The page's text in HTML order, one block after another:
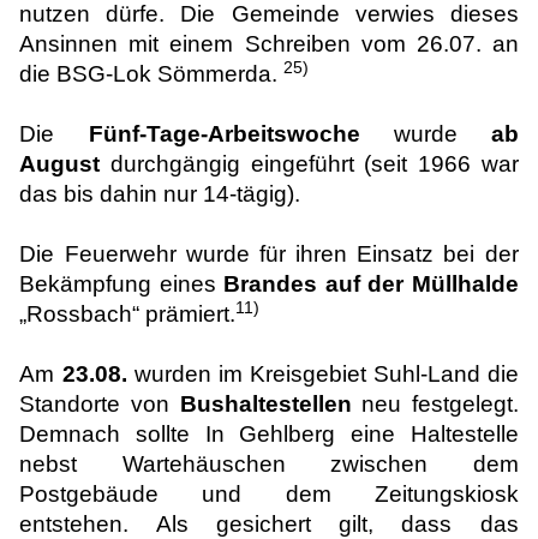
nutzen dürfe. Die Gemeinde verwies dieses
Ansinnen mit einem Schreiben vom 26.07. an
die BSG-Lok Sömmerda.25)
Die Fünf-Tage-Arbeitswoche wurde ab
August durchgängig eingeführt (seit 1966 war
das bis dahin nur 14-tägig).
Die Feuerwehr wurde für ihren Einsatz bei der
Bekämpfung eines Brandes auf der Müllhalde
„Rossbach“ prämiert.11)
Am 23.08. wurden im Kreisgebiet Suhl-Land die
Standorte von Bushaltestellen neu festgelegt.
Demnach sollte In Gehlberg eine Haltestelle
nebst Wartehäuschen zwischen dem
Postgebäude und dem Zeitungskiosk
entstehen. Als gesichert gilt, dass das